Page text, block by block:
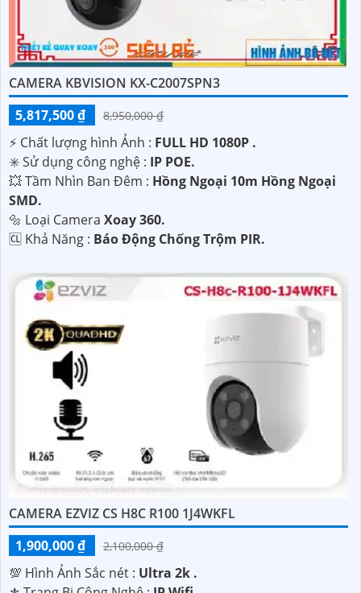
CAMERA KBVISION KX-C2007SPN3
5,817,500 ₫
8,950,000 ₫
️⚡ Chất lượng hình Ảnh : FULL HD 1080P .
✳️ Sử dụng công nghệ : IP POE.
💥 Tầm Nhìn Ban Đêm : Hồng Ngoại 10m Hồng Ngoại
SMD.
🔩 Loại Camera Xoay 360.
️🆑 Khả Năng : Báo Động Chống Trộm PIR.
CAMERA EZVIZ CS H8C R100 1J4WKFL
1,900,000 ₫
2,100,000 ₫
💯 Hình Ảnh Sắc nét : Ultra 2k .